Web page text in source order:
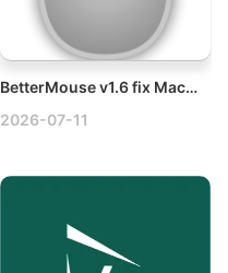
BetterMouse v1.6 fix Mac鼠标增强工具破解版
2026-07-11